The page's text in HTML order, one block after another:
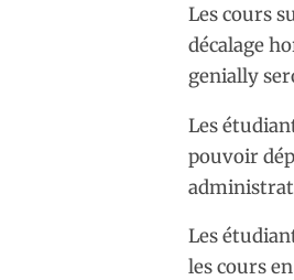
Les cours
décalage
genially
Les
pouvoir
Les
les cours